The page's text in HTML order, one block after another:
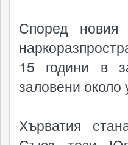
Според новия
15 години в
заловени
Хърватия